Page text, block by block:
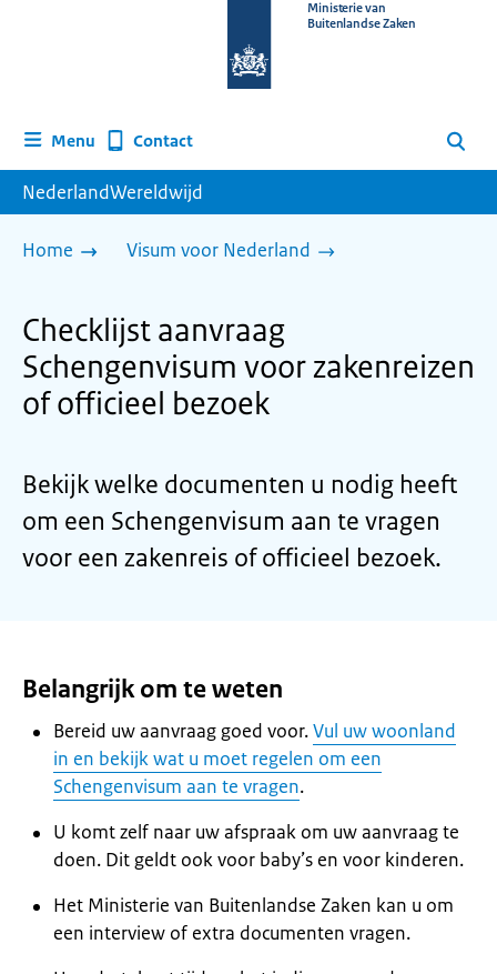
homepage
Ministerie van
Buitenlandse Zaken
Menu Contact Zoeken
NederlandWereldwijd
Home Visum voor Nederland
Checklijst aanvraag
Schengenvisum voor zakenreizen
of officieel bezoek
Bekijk welke documenten u nodig heeft
om een Schengenvisum aan te vragen
voor een zakenreis of officieel bezoek.
Belangrijk om te weten
Bereid uw aanvraag goed voor.Vul uw woonland
in en bekijk wat u moet regelen om een
Schengenvisum aan te vragen.
U komt zelf naar uw afspraak om uw aanvraag te
doen. Dit geldt ook voor baby’s en voor kinderen.
Het Ministerie van Buitenlandse Zaken kan u om
een interview of extra documenten vragen.